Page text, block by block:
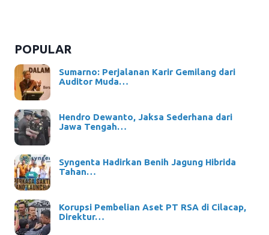
POPULAR
Sumarno: Perjalanan Karir Gemilang dari
Auditor Muda…
Hendro Dewanto, Jaksa Sederhana dari
Jawa Tengah…
Syngenta Hadirkan Benih Jagung Hibrida
Tahan…
Korupsi Pembelian Aset PT RSA di Cilacap,
Direktur…